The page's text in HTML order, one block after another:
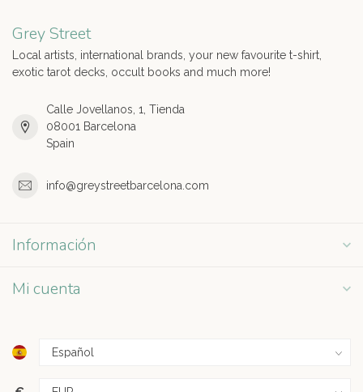
Grey Street
Local artists, international brands, your new favourite t-shirt,
exotic tarot decks, occult books and much more!
Calle Jovellanos, 1, Tienda
08001 Barcelona
Spain
info@greystreetbarcelona.com
Información
Mi cuenta